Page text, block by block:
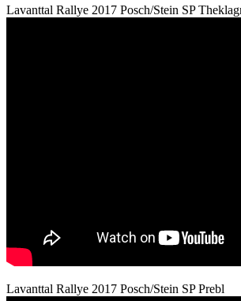
Lavanttal Rallye 2017 Posch/Stein SP
Lavanttal Rallye 2017 Posch/Stein SP Prebl